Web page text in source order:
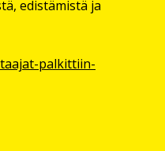
edistämistä ja
palkittiin-